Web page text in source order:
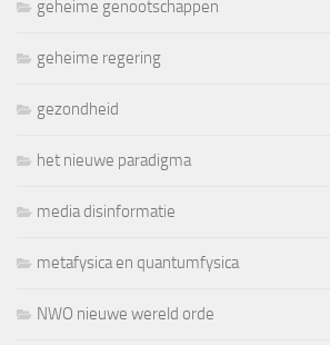
geheime genootschappen
geheime regering
gezondheid
het nieuwe paradigma
media disinformatie
metafysica en quantumfysica
NWO nieuwe wereld orde